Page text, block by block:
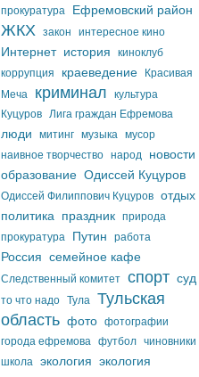
прокуратура
Ефремовский район
ЖКХ закон интересное кино
Интернет история
киноклуб
коррупция
краеведение
Красивая
Меча
криминал
культура
Куцуров Лига граждан Ефремова
люди митинг музыка мусор
наивное творчество народ
новости
образование Одиссей Куцуров
Одиссей Филиппович Куцуров отдых
политика
праздник природа
прокуратура
Путин работа
Россия семейное кафе
Следственный комитет спорт суд
то что надо Тула Тульская
область фото фотографии
города ефремова футбол чиновники
школа экология экология